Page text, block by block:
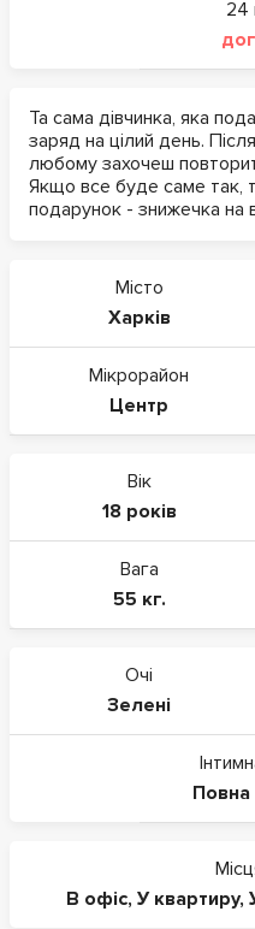
24
Та сама дівчинка, яка
заряд на цілий день.
любому захочеш
Якщо все буде саме так,
подарунок - знижечка на
Місто
Харків
Мікрорайон
Центр
Вік
18 років
Вага
55 кг.
Очі
Зелені
Повна
В офіс, У квартиру,